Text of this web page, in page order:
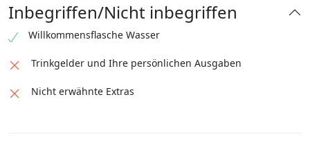
Inbegriffen/Nicht inbegriffen
Willkommensflasche Wasser
Trinkgelder und Ihre persönlichen Ausgaben
Nicht erwähnte Extras